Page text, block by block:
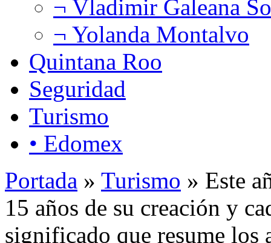
¬ Vladimir Galeana
¬ Yolanda Montalvo
Quintana Roo
Seguridad
Turismo
• Edomex
Portada » Turismo » Este
15 años de su creación y
significado que resume los